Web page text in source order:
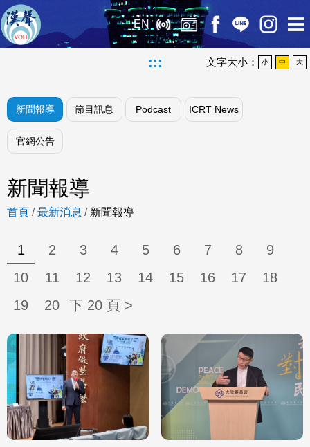
EN
::: 文字大小： 小 中 大
新聞報導 節目訊息 Podcast ICRT News
官網公告
新聞報導
首頁 /最新消息 / 新聞報導
1 2 3 4 5 6 7 8
9
10
11 12 13 14 15 16 17
18
19
20 下 20 頁 >